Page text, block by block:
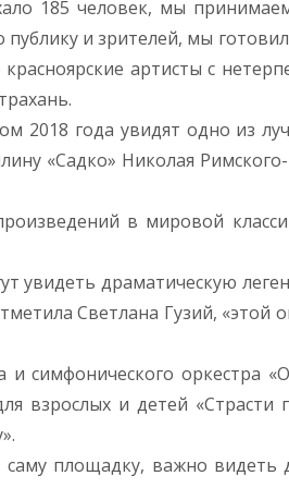
185 человек, мы
и зрителей, мы
артисты с
2018 года увидят одно из
«Садко» Николая
в мировой
увидеть драматическую
Светлана Гузий, «этой
симфонического оркестра
взрослых и детей
площадку, важно видеть